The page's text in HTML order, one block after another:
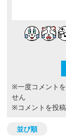
※一度コメント
せん
※コメントを投
並び順